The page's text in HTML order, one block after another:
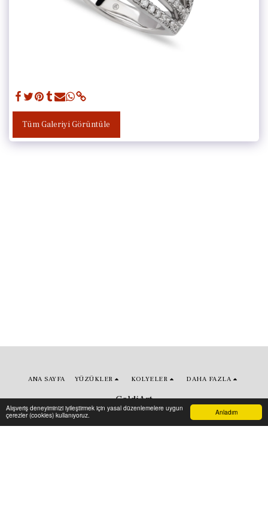
Anladım
Alışveriş deneyiminizi iyileştirmek için yasal düzenlemelere uygun
çerezler (cookies) kullanıyoruz.
Tüm Galeriyi Görüntüle
GoldiArt
Telif Hakkı © 2026 Tüm hakları saklıdır
Sartlar|Gizlilik ve Güvenlik
ANA SAYFA YÜZÜKLER KOLYELER DAHA FAZLA